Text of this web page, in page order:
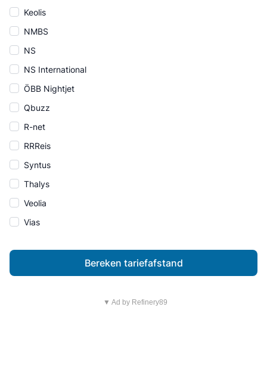
Keolis
NMBS
NS
NS International
ÖBB Nightjet
Qbuzz
R-net
RRReis
Syntus
Thalys
Veolia
Vias
Bereken tariefafstand
▼ Ad by Refinery89